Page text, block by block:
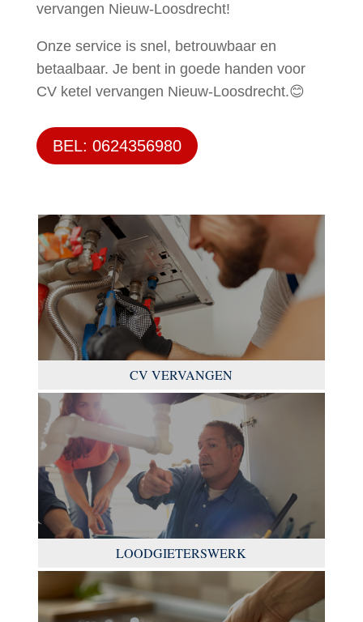
vervangen Nieuw-Loosdrecht!
Onze service is snel, betrouwbaar en
betaalbaar. Je bent in goede handen voor
CV ketel vervangen Nieuw-Loosdrecht.😊
BEL: 0624356980
CV VERVANGEN
LOODGIETERSWERK